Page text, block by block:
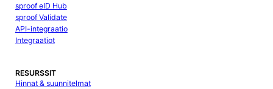
sproof eID Hub
sproof Validate
API-integraatio
Integraatiot
RESURSSIT
Hinnat & suunnitelmat